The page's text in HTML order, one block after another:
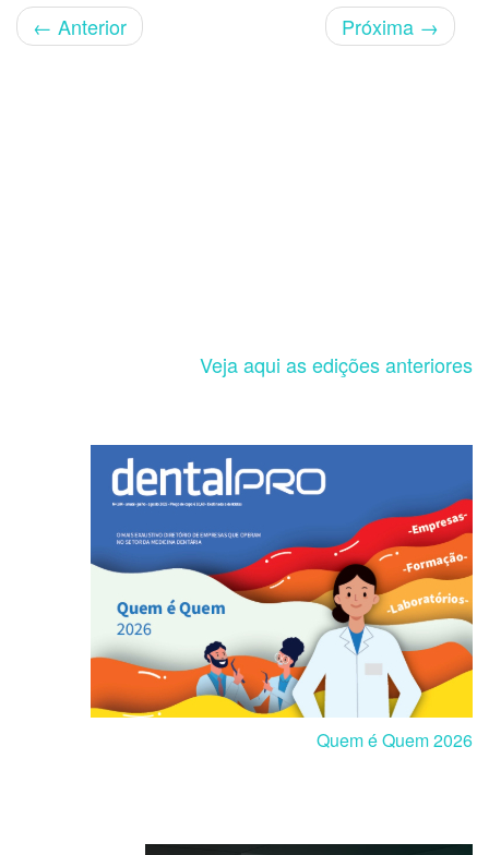
← Anterior Próxima →
Veja aqui as edições anteriores
Quem é Quem 2026